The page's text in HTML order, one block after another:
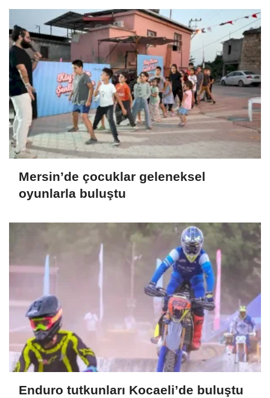
Mersin’de çocuklar geleneksel
oyunlarla buluştu
Enduro tutkunları Kocaeli’de buluştu